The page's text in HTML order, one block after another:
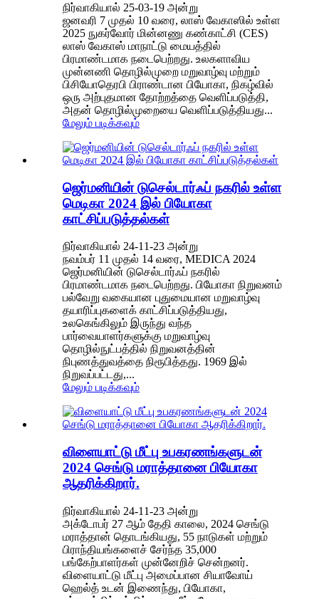
நிர்வாகியால் 25-03-19 அன்று
ஜனவரி 7 முதல் 10 வரை, லாஸ் வேகாஸில் உள்ள
2025 நுகர்வோர் மின்னணு கண்காட்சி (CES)
லாஸ் வேகாஸ் மாநாட்டு மையத்தில்
பிரமாண்டமாக நடைபெற்றது. உலகளாவிய
முன்னணி தொழில்முறை மறுவாழ்வு மற்றும்
பிசியோதெரபி பிராண்டான பியோகா, நிகழ்வில்
ஒரு அற்புதமான தோற்றத்தை வெளிப்படுத்தி,
அதன் தொழில்முறையை வெளிப்படுத்தியது...
மேலும் படிக்கவும்
ஜெர்மனியின் டுசெல்டார்ஃப் நகரில் உள்ள
மெடிகா 2024 இல் பியோகா
காட்சிப்படுத்தல்கள்
நிர்வாகியால் 24-11-23 அன்று
நவம்பர் 11 முதல் 14 வரை, MEDICA 2024
ஜெர்மனியின் டுசெல்டார்ஃப் நகரில்
பிரமாண்டமாக நடைபெற்றது. பியோகா நிறுவனம்
பல்வேறு வகையான புதுமையான மறுவாழ்வு
தயாரிப்புகளைக் காட்சிப்படுத்தியது,
உலகெங்கிலும் இருந்து வந்த
பார்வையாளர்களுக்கு மறுவாழ்வு
தொழில்நுட்பத்தில் நிறுவனத்தின்
நிபுணத்துவத்தை நிரூபித்தது. 1969 இல்
நிறுவப்பட்டது,...
மேலும் படிக்கவும்
விளையாட்டு மீட்பு உபகரணங்களுடன்
2024 செங்டு மராத்தானை பியோகா
ஆதரிக்கிறார்.
நிர்வாகியால் 24-11-23 அன்று
அக்டோபர் 27 ஆம் தேதி காலை, 2024 செங்டு
மராத்தான் தொடங்கியது, 55 நாடுகள் மற்றும்
பிராந்தியங்களைச் சேர்ந்த 35,000
பங்கேற்பாளர்கள் முன்னேறிச் சென்றனர்.
விளையாட்டு மீட்பு அமைப்பான சியாவோய்
ஹெல்த் உடன் இணைந்து, பியோகா,